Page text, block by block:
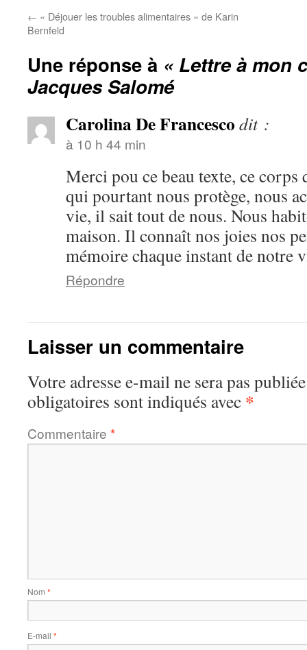
← « Déjouer les troubles alimentaires » de Karin
Bernfeld
Une réponse à « Lettre à mon
Jacques Salomé
Carolina De Francesco dit :
à 10 h 44 min
Merci pou ce beau texte, ce corps
qui pourtant nous protège, nous
vie, il sait tout de nous. Nous
maison. Il connaît nos joies nos
mémoire chaque instant de notre
Répondre
Laisser un commentaire
Votre adresse e-mail ne sera pas
obligatoires sont indiqués avec *
Commentaire *
Nom *
E-mail *